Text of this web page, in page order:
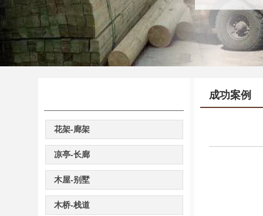
花架-廊架
凉亭-长廊
木屋-别墅
木桥-栈道
成功案例